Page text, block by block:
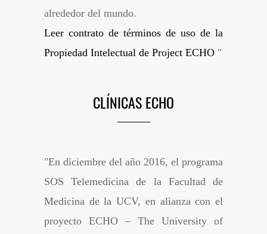
alrededor del mundo.
Leer contrato de términos de uso de la
Propiedad Intelectual de Project ECHO "
CLÍNICAS ECHO
"En diciembre del año 2016, el programa
SOS Telemedicina de la Facultad de
Medicina de la UCV, en alianza con el
proyecto ECHO – The University of